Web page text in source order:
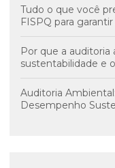
Tudo o que você
FISPQ para
Por que a auditoria
sustentabilidade e
Auditoria
Desempenho